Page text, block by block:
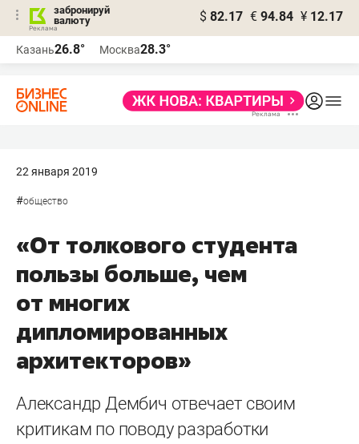
забронируй
валюту
$ 82.17 € 94.84 ¥ 12.17
Казань26.8° Москва28.3°
22 января 2019
#общество
«От толкового студента
пользы больше, чем
от многих
дипломированных
архитекторов»
Александр Дембич отвечает своим
критикам по поводу разработки